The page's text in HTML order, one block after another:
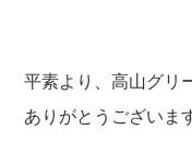
平素より、高山グリ
ありがとうございま